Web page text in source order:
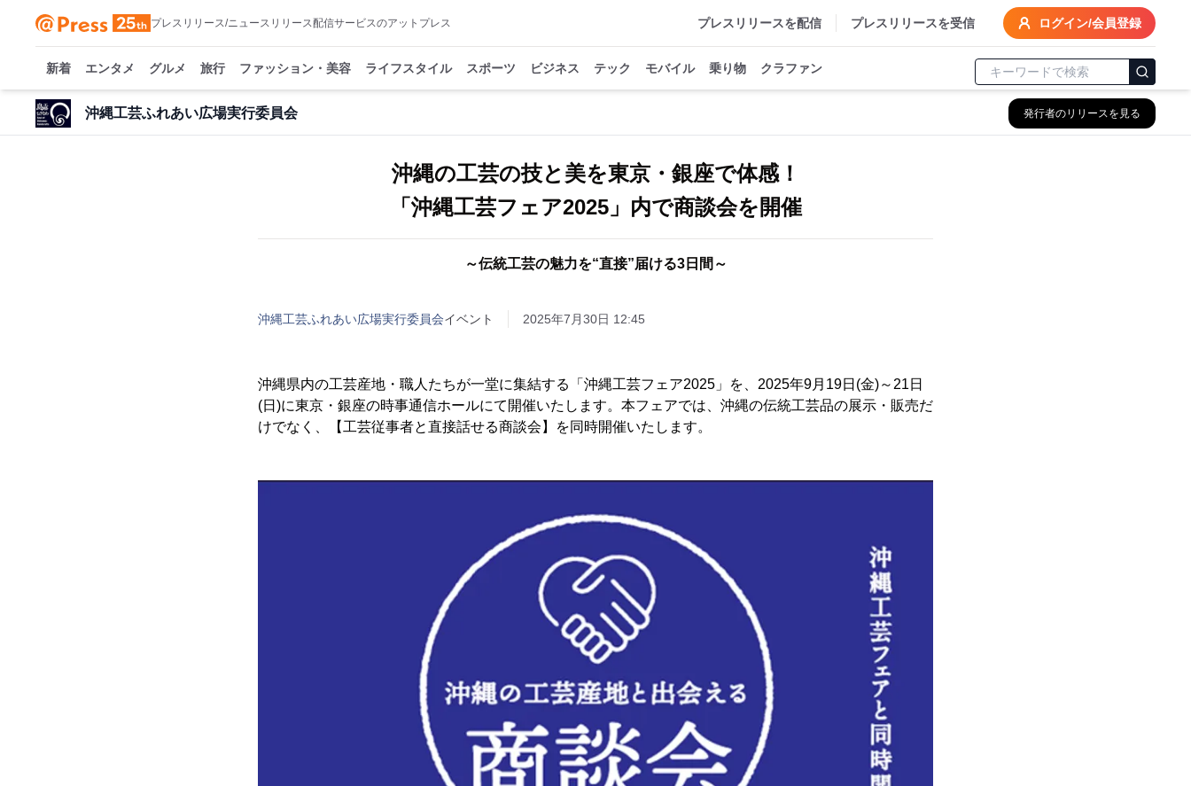
プレスリリース/ニュースリリース配信サービスのアットプレス プレスリリースを配信 プレスリリースを受信 ログイン/会員登録
新着 エンタメ グルメ 旅行 ファッション・美容 ライフスタイル スポーツ ビジネス テック モバイル 乗り物 クラファン
沖縄工芸ふれあい広場実行委員会 発行者のリリースを見る
沖縄の工芸の技と美を東京・銀座で体感！
「沖縄工芸フェア2025」内で商談会を開催
～伝統工芸の魅力を“直接”届ける3日間～
沖縄工芸ふれあい広場実行委員会イベント 2025年7月30日 12:45
沖縄県内の工芸産地・職人たちが一堂に集結する「沖縄工芸フェア2025」を、2025年9月19日(金)～21日
(日)に東京・銀座の時事通信ホールにて開催いたします。本フェアでは、沖縄の伝統工芸品の展示・販売だ
けでなく、【工芸従事者と直接話せる商談会】を同時開催いたします。